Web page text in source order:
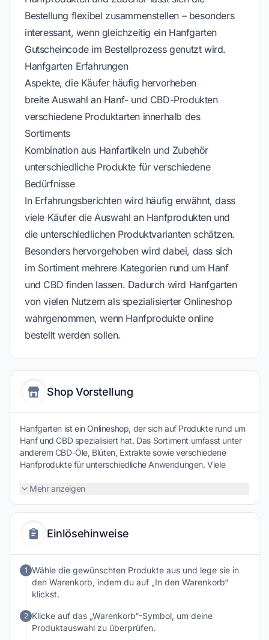
Bestellung flexibel zusammenstellen – besonders
interessant, wenn gleichzeitig ein Hanfgarten
Gutscheincode im Bestellprozess genutzt wird.
Hanfgarten Erfahrungen
Aspekte, die Käufer häufig hervorheben
breite Auswahl an Hanf- und CBD-Produkten
verschiedene Produktarten innerhalb des
Sortiments
Kombination aus Hanfartikeln und Zubehör
unterschiedliche Produkte für verschiedene
Bedürfnisse
In Erfahrungsberichten wird häufig erwähnt, dass
viele Käufer die Auswahl an Hanfprodukten und
die unterschiedlichen Produktvarianten schätzen.
Besonders hervorgehoben wird dabei, dass sich
im Sortiment mehrere Kategorien rund um Hanf
und CBD finden lassen. Dadurch wird Hanfgarten
von vielen Nutzern als spezialisierter Onlineshop
wahrgenommen, wenn Hanfprodukte online
bestellt werden sollen.
Shop Vorstellung
Hanfgarten ist ein Onlineshop, der sich auf Produkte rund um
Hanf und CBD spezialisiert hat. Das Sortiment umfasst unter
anderem CBD-Öle, Blüten, Extrakte sowie verschiedene
Hanfprodukte für unterschiedliche Anwendungen. Viele
hergestellt und richten sich an Kunden, die sich für natürliche
Angebot durch Zubehör und weitere Hanfartikel. Wer
bestellen möchte, findet bei Hanfgarten eine vielfältige
Mehr anzeigen
Einlösehinweise
1 Wähle die gewünschten Produkte aus und lege sie in
den Warenkorb, indem du auf „In den Warenkorb“
klickst.
2 Klicke auf das „Warenkorb“-Symbol, um deine
Produktauswahl zu überprüfen.